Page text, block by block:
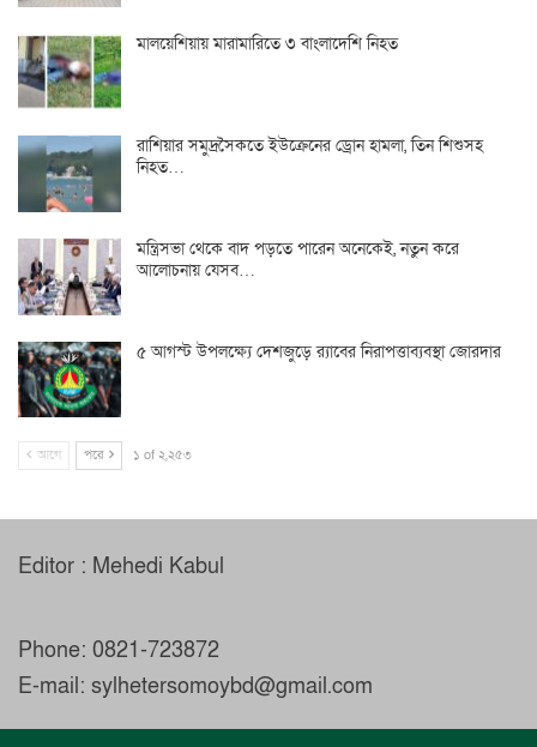
মালয়েশিয়ায় মারামারিতে ৩ বাংলাদেশি নিহত
রাশিয়ার সমুদ্রসৈকতে ইউক্রেনের ড্রোন হামলা, তিন শিশুসহ
নিহত…
মন্ত্রিসভা থেকে বাদ পড়তে পারেন অনেকেই, নতুন করে
আলোচনায় যেসব…
৫ আগস্ট উপলক্ষ্যে দেশজুড়ে র‌্যাবের নিরাপত্তাব্যবস্থা জোরদার
আগে পরে ১ of ২,২৫৩
Editor : Mehedi Kabul
Phone: 0821-723872
E-mail: sylhetersomoybd@gmail.com